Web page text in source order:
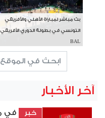
بث مباشر لمباراة الأهلي والأفريقي
التونسي في بطولة الدوري الأفريقي
BAL
آخر الأخبار
خبر
في